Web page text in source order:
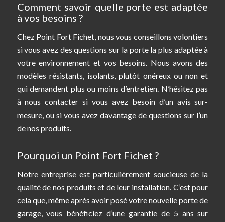
Comment savoir quelle porte est adaptée
à vos besoins ?
Chez Point Fort Fichet, nous vous conseillons volontiers
si vous avez des questions sur la porte la plus adaptée à
votre environnement et vos besoins. Nous avons des
modèles résistants, isolants, plutôt onéreux ou non et
qui demandent plus ou moins d’entretien. N’hésitez pas
à nous contacter si vous avez besoin d’un avis sur-
mesure, ou si vous avez davantage de questions sur l’un
de nos produits.
Pourquoi un Point Fort Fichet ?
Notre entreprise est particulièrement soucieuse de la
qualité de nos produits et de leur installation. C’est pour
cela que, même après avoir posé votre nouvelle porte de
garage, vous bénéficiez d’une garantie de 5 ans sur